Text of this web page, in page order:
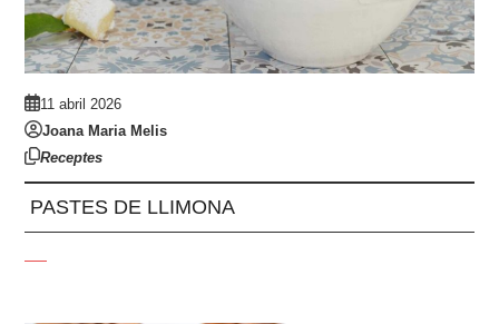
11 abril 2026
Joana Maria Melis
Receptes
PASTES DE LLIMONA